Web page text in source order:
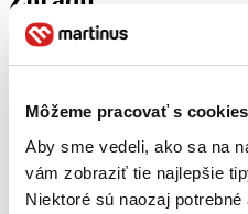
Môžeme pracovať s
Aby sme vedeli, ako sa na
vám zobraziť tie najlepšie
Niektoré sú naozaj
Bestsellery
Top hodnotené
Novinky
Najdrahšie
Najlacnejšie
Najvyššia zľava